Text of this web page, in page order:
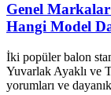
Genel Markalar
Hangi Model
İki popüler balon
Yuvarlak Ayaklı ve
yorumları ve